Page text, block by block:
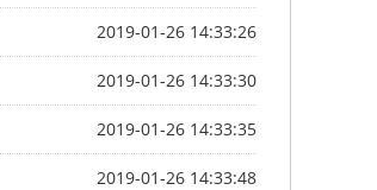
2019-01-26 14:33:26
2019-01-26 14:33:30
2019-01-26 14:33:35
2019-01-26 14:33:48